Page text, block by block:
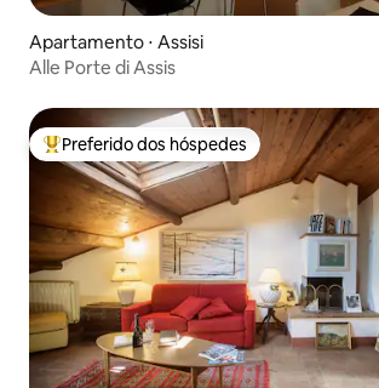
Apartamento ⋅ Assisi
Alle Porte di Assis
Entre os melhores preferidos dos hóspedes
Preferido dos hóspedes